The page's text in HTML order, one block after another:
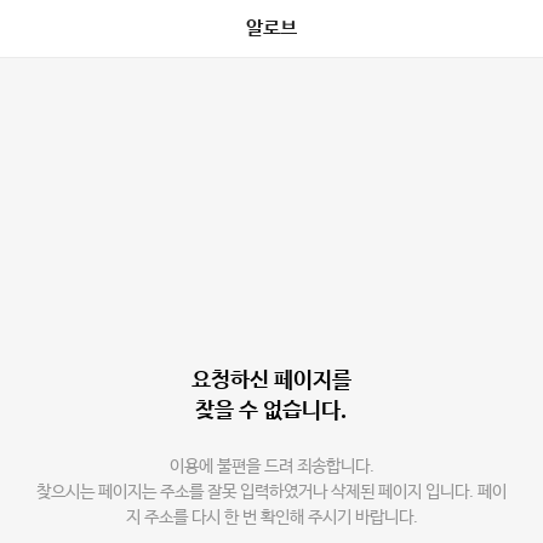
알로브
요청하신 페이지를
찾을 수 없습니다.
이용에 불편을 드려 죄송합니다.
찾으시는 페이지는 주소를 잘못 입력하였거나 삭제된 페이지 입니다. 페이
지 주소를 다시 한 번 확인해 주시기 바랍니다.